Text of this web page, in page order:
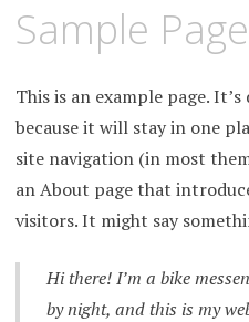
a
tartalomra
Sample Page
This is an example page.
because it will stay in one
site navigation (in most
an About page that
visitors. It might say
Hi there! I’m a bike
by night, and this is my